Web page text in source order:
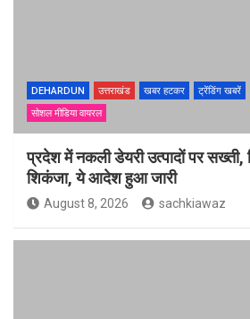
DEHARDUN उत्तराखंड खबर हटकर ट्रेंडिंग खबरें
सोशल मीडिया वायरल
प्रदेश में नकली डेयरी उत्पादों पर सख्ती,
शिकंजा, ये आदेश हुआ जारी
August 8, 2026 sachkiawaz